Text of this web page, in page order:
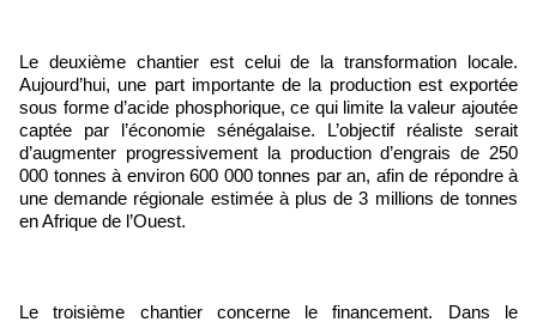
Le deuxième chantier est celui de la transformation locale.
Aujourd’hui, une part importante de la production est exportée
sous forme d’acide phosphorique, ce qui limite la valeur ajoutée
captée par l’économie sénégalaise. L’objectif réaliste serait
d’augmenter progressivement la production d’engrais de 250
000 tonnes à environ 600 000 tonnes par an, afin de répondre à
une demande régionale estimée à plus de 3 millions de tonnes
en Afrique de l’Ouest.
Le troisième chantier concerne le financement. Dans le